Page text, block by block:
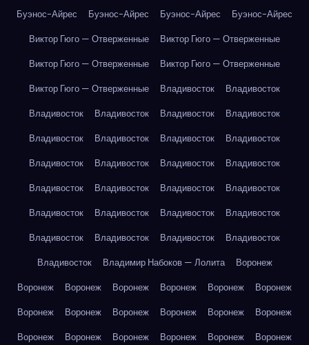
Буэнос-Айрес
Буэнос-Айрес Буэнос-Айрес
Буэнос-Айрес
Виктор Гюго — Отверженные
Виктор Гюго — Отверженные
Виктор Гюго — Отверженные
Виктор Гюго — Отверженные
Виктор Гюго — Отверженные
Владивосток
Владивосток
Владивосток
Владивосток Владивосток
Владивосток
Владивосток
Владивосток Владивосток
Владивосток
Владивосток
Владивосток Владивосток
Владивосток
Владивосток
Владивосток Владивосток
Владивосток
Владивосток
Владивосток Владивосток
Владивосток
Владивосток
Владивосток Владивосток
Владивосток
Владивосток
Владимир Набоков — Лолита
Воронеж
Воронеж
Воронеж Воронеж Воронеж Воронеж
Воронеж
Воронеж
Воронеж Воронеж Воронеж Воронеж
Воронеж
Воронеж
Воронеж Воронеж Воронеж Воронеж
Воронеж